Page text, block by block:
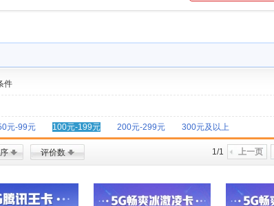
件
元-99元 100元-199元 200元-299元 300元及以上
评价数 上一页
1/1